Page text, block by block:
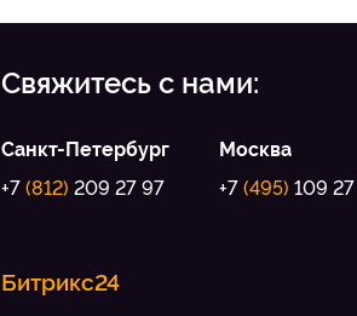
Свяжитесь с нами:
Санкт-Петербург
+7 (812) 209 27 97
Москва
+7(495) 109
Битрикс24